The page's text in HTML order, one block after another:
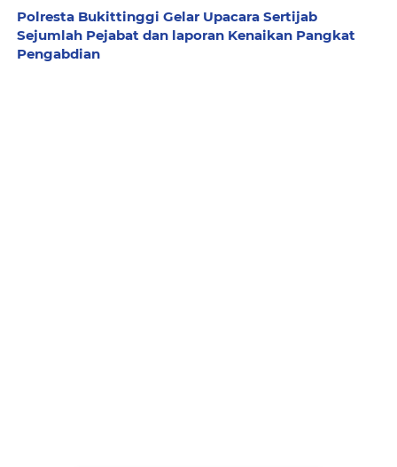
Polresta Bukittinggi Gelar Upacara Sertijab
Sejumlah Pejabat dan laporan Kenaikan Pangkat
Pengabdian